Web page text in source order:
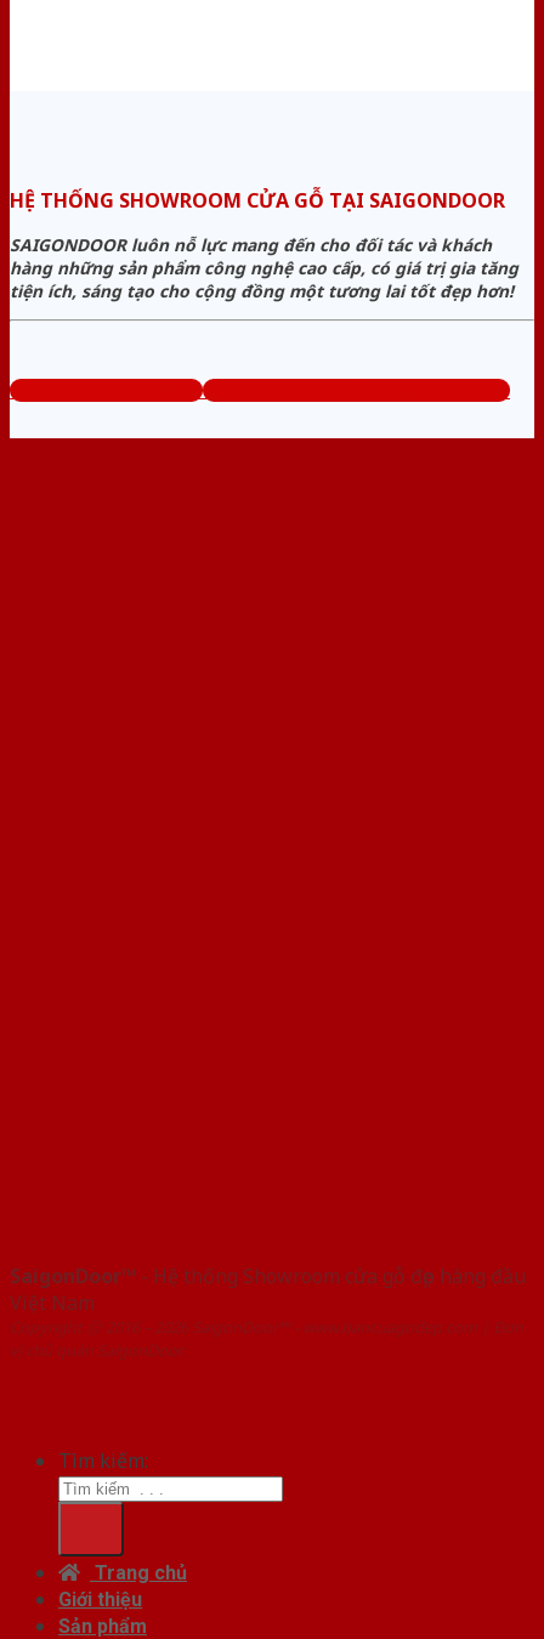
HỆ THỐNG SHOWROOM CỬA GỖ TẠI SAIGONDOOR
SAIGONDOOR luôn nỗ lực mang đến cho đối tác và khách
hàng những sản phẩm công nghệ cao cấp, có giá trị gia tăng
tiện ích, sáng tạo cho cộng đồng một tương lai tốt đẹp hơn!
www.bancuagodep.com Tổng đài tư vấn miễn phí: 0824.400.400
SaigonDoor™ - Hệ thống Showroom cửa gỗ đẹp hàng đầu
Việt Nam
Copyright ⓒ 2016 – 2026 SaigonDoor™ - www.bancuagodep.com | Đơn
vị chủ quản SaigonDoor
Tìm kiếm:
Trang chủ
Giới thiệu
Sản phẩm